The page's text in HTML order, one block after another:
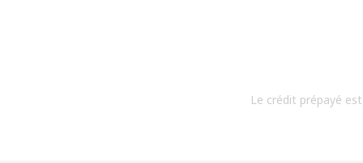
Le crédit prépayé